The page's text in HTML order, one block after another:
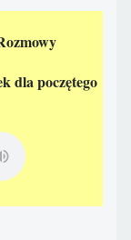
dla poczętego